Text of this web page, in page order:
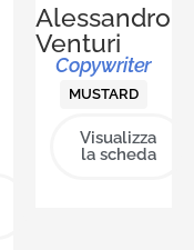
Alessandro
Venturi
Copywriter
MUSTARD
Visualizza
la scheda